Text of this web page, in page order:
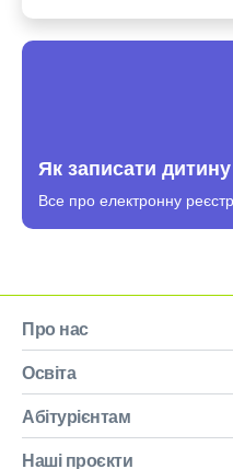
Як записати
Все про електронну
Про нас
Освіта
Абітурієнтам
Наші проєкти